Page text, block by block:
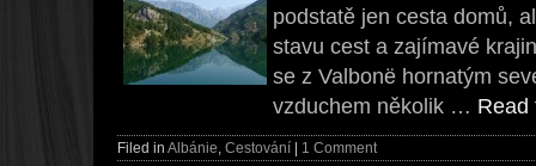
podstatě jen cesta domů,
stavu cest a zajímavé
se z Valbonë hornatým
vzduchem několik …
Filed in Albánie, Cestování 1 Comment